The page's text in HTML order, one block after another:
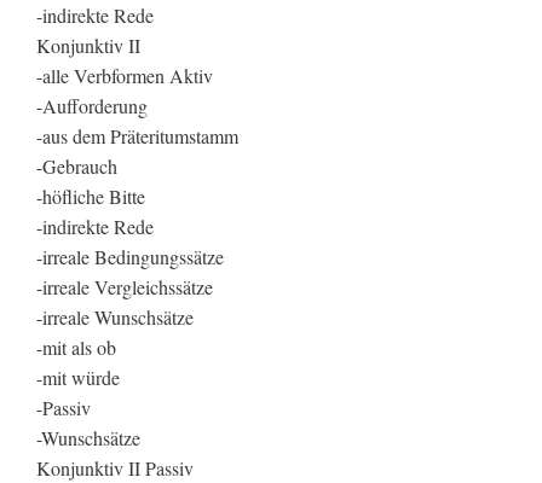
-indirekte Rede
Konjunktiv II
-alle Verbformen Aktiv
-Aufforderung
-aus dem Präteritumstamm
-Gebrauch
-höfliche Bitte
-indirekte Rede
-irreale Bedingungssätze
-irreale Vergleichssätze
-irreale Wunschsätze
-mit als ob
-mit würde
-Passiv
-Wunschsätze
Konjunktiv II Passiv